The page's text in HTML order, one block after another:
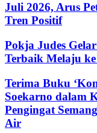
Juli 2026, Arus
Tren Positif
Pokja Judes
Terbaik Melaju
Terima Buku
Soekarno dalam
Pengingat
Air